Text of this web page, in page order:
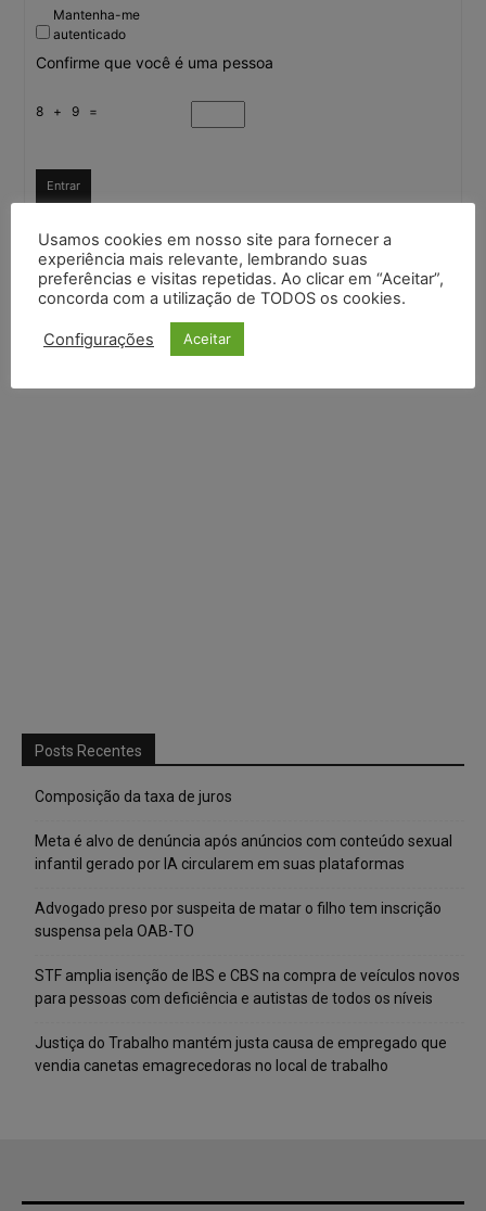
Mantenha-me
autenticado
Confirme que você é uma pessoa
8 + 9 =
Entrar
Continuar comGoogle
Continuar comX
Posts Recentes
Composição da taxa de juros
Meta é alvo de denúncia após anúncios com conteúdo sexual
infantil gerado por IA circularem em suas plataformas
Advogado preso por suspeita de matar o filho tem inscrição
suspensa pela OAB-TO
STF amplia isenção de IBS e CBS na compra de veículos novos
para pessoas com deficiência e autistas de todos os níveis
Justiça do Trabalho mantém justa causa de empregado que
vendia canetas emagrecedoras no local de trabalho
Usamos cookies em nosso site para fornecer a
experiência mais relevante, lembrando suas
preferências e visitas repetidas. Ao clicar em “Aceitar”,
concorda com a utilização de TODOS os cookies.
Configurações Aceitar